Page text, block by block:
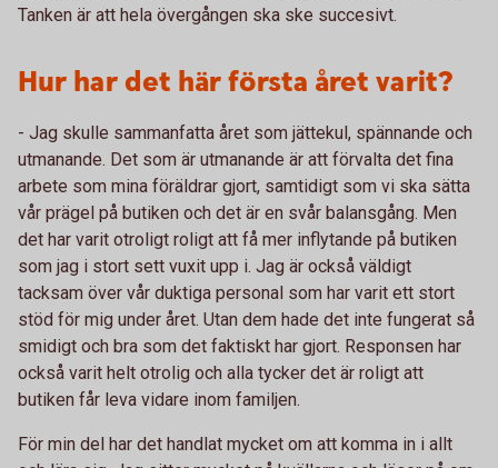
Tanken är att hela övergången ska ske succesivt.
Hur har det här första året varit?
- Jag skulle sammanfatta året som jättekul, spännande och
utmanande. Det som är utmanande är att förvalta det fina
arbete som mina föräldrar gjort, samtidigt som vi ska sätta
vår prägel på butiken och det är en svår balansgång. Men
det har varit otroligt roligt att få mer inflytande på butiken
som jag i stort sett vuxit upp i. Jag är också väldigt
tacksam över vår duktiga personal som har varit ett stort
stöd för mig under året. Utan dem hade det inte fungerat så
smidigt och bra som det faktiskt har gjort. Responsen har
också varit helt otrolig och alla tycker det är roligt att
butiken får leva vidare inom familjen.
För min del har det handlat mycket om att komma in i allt